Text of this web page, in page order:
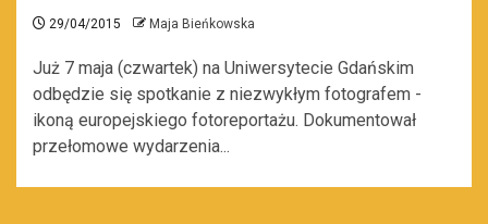
29/04/2015 Maja Bieńkowska
Już 7 maja (czwartek) na Uniwersytecie Gdańskim
odbędzie się spotkanie z niezwykłym fotografem -
ikoną europejskiego fotoreportażu. Dokumentował
przełomowe wydarzenia...